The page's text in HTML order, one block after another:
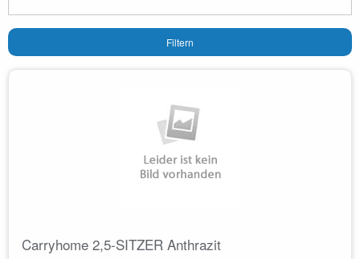
Filtern
Carryhome 2,5-SITZER Anthrazit